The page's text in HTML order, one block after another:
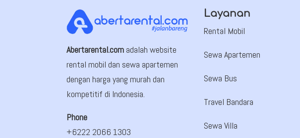
Abertarental.com adalah website
rental mobil dan sewa apartemen
dengan harga yang murah dan
kompetitif di Indonesia.
Phone
+6222 2066 1303
Layanan
Rental Mobil
Sewa Apartemen
Sewa Bus
Travel Bandara
Sewa Villa